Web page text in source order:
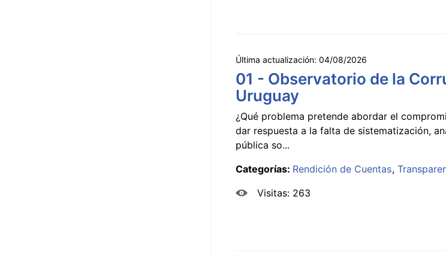
Última actualización: 04/08/2026
01 - Observatorio de la
Uruguay
¿Qué problema pretende abordar el
dar respuesta a la falta de sistematización,
pública so...
Categorías: Rendición de Cuentas
Visitas: 263